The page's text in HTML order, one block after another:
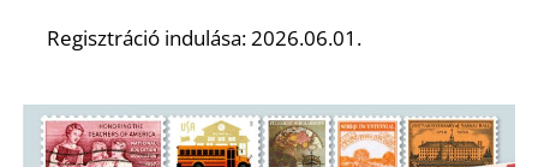
Regisztráció indulása: 2026.06.01.